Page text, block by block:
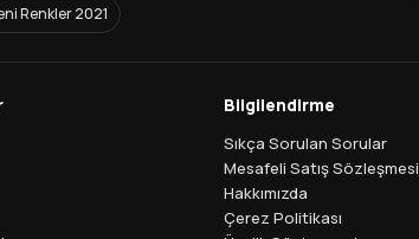
Renkler 2021
Bilgilendirme
Sıkça Sorulan Sorular
Mesafeli Satış Sözleşmesi
Hakkımızda
Çerez Politikası